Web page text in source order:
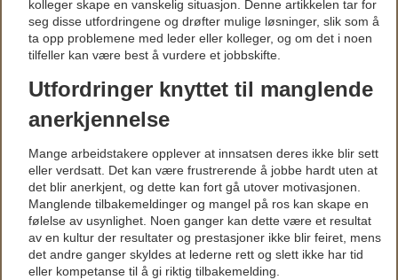
kolleger skape en vanskelig situasjon. Denne artikkelen tar for
seg disse utfordringene og drøfter mulige løsninger, slik som å
ta opp problemene med leder eller kolleger, og om det i noen
tilfeller kan være best å vurdere et jobbskifte.
Utfordringer knyttet til manglende
anerkjennelse
Mange arbeidstakere opplever at innsatsen deres ikke blir sett
eller verdsatt. Det kan være frustrerende å jobbe hardt uten at
det blir anerkjent, og dette kan fort gå utover motivasjonen.
Manglende tilbakemeldinger og mangel på ros kan skape en
følelse av usynlighet. Noen ganger kan dette være et resultat
av en kultur der resultater og prestasjoner ikke blir feiret, mens
det andre ganger skyldes at lederne rett og slett ikke har tid
eller kompetanse til å gi riktig tilbakemelding.